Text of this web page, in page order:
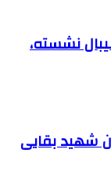
نشسته،
شهید بقایی